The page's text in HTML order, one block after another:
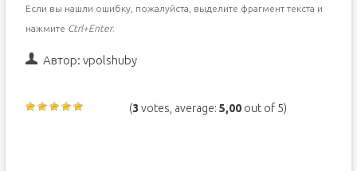
Если вы нашли ошибку, пожалуйста, выделите фрагмент текста и
нажмите Ctrl+Enter.
Автор: vpolshuby
(3 votes, average:5,00 out of 5)